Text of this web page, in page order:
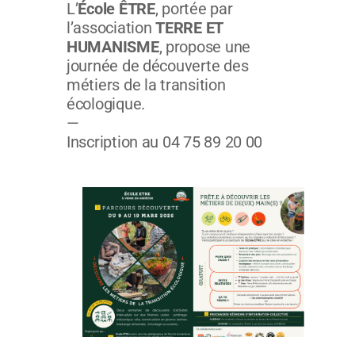
L’École ÊTRE, portée par
l’associationTERRE ET
HUMANISME, propose une
journée de découverte des
métiers de la transition
écologique.
—
Inscription au 04 75 89 20 00